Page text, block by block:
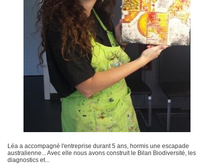
Léa a accompagné l'entreprise durant 5 ans, hormis une escapade
australienne... Avec elle nous avons construit le Bilan Biodiversité, les
diagnostics et...